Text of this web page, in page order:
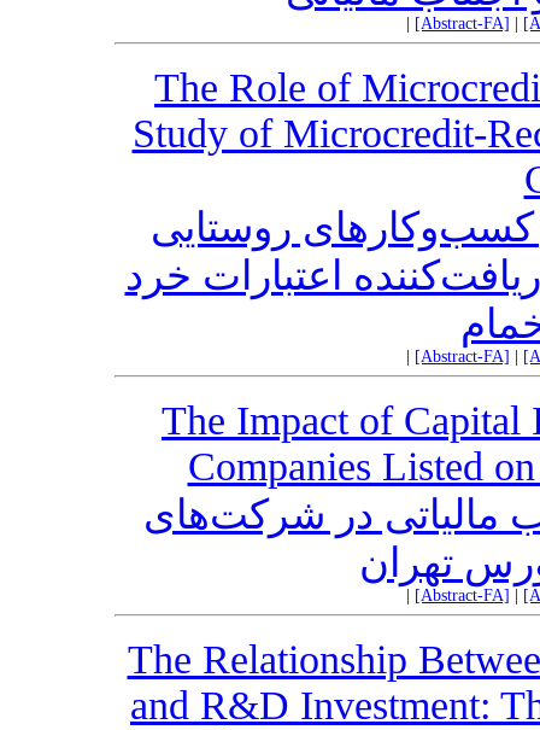
[Abstract-FA]
The Role of
Study of Microcredit-
روستایی
اعتبارات خرد
[Abstract-FA]
The Impact of Capital
Companies Listed
مالیاتی در شرکت‌های
تهران
[Abstract-FA]
The Relationship
and R&D Investment: